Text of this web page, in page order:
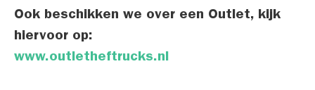
Ook beschikken we over een Outlet, kijk
hiervoor op:
www.outletheftrucks.nl